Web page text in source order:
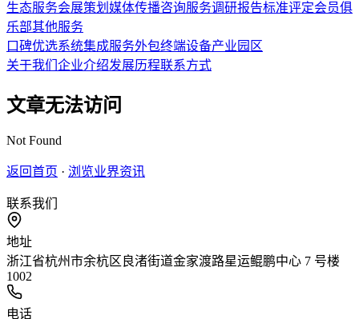
生态服务会展策划 媒体传播咨询服务调研报告标准评定会员俱
乐部其他服务
口碑优选系统集成服务外包终端设备产业园区
关于我们 企业介绍发展历程联系方式
文章无法访问
Not Found
返回首页 · 浏览业界资讯
联系我们
地址
浙江省杭州市余杭区良渚街道金家渡路星运鲲鹏中心 7 号楼
1002
电话